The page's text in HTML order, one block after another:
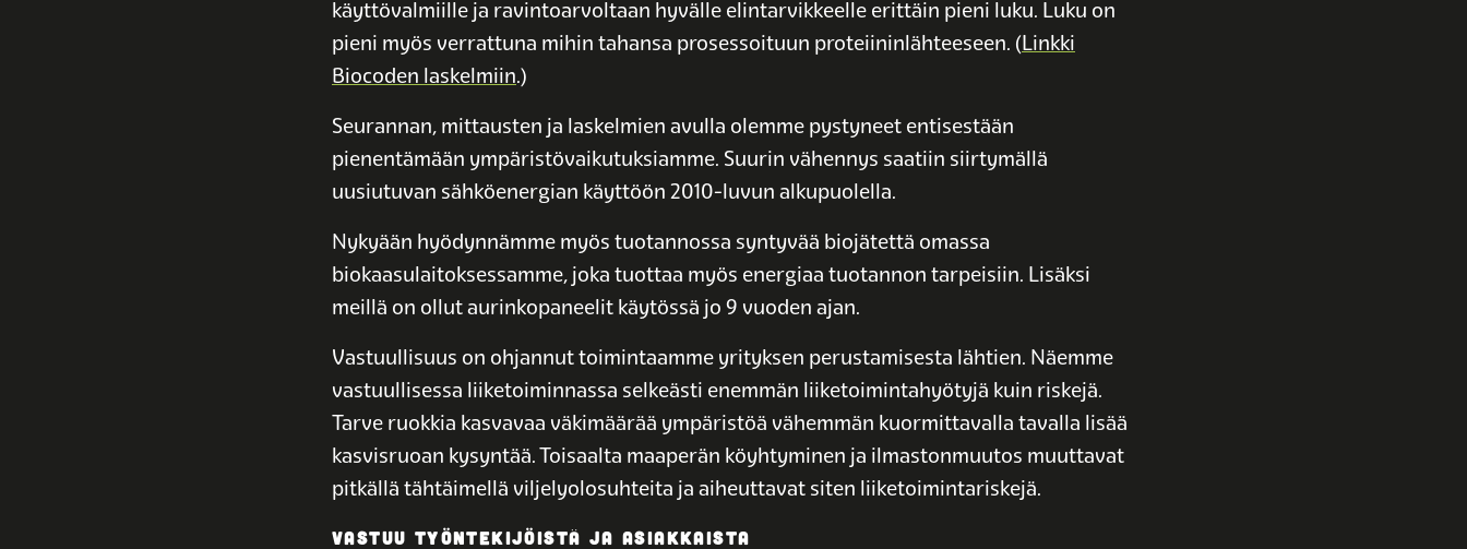
käyttövalmiille ja ravintoarvoltaan hyvälle elintarvikkeelle erittäin pieni luku. Luku on
pieni myös verrattuna mihin tahansa prosessoituun proteiininlähteeseen. (Linkki
Biocoden laskelmiin.)
Seurannan, mittausten ja laskelmien avulla olemme pystyneet entisestään
pienentämään ympäristövaikutuksiamme. Suurin vähennys saatiin siirtymällä
uusiutuvan sähköenergian käyttöön 2010-luvun alkupuolella.
Nykyään hyödynnämme myös tuotannossa syntyvää biojätettä omassa
biokaasulaitoksessamme, joka tuottaa myös energiaa tuotannon tarpeisiin. Lisäksi
meillä on ollut aurinkopaneelit käytössä jo 9 vuoden ajan.
Vastuullisuus on ohjannut toimintaamme yrityksen perustamisesta lähtien. Näemme
vastuullisessa liiketoiminnassa selkeästi enemmän liiketoimintahyötyjä kuin riskejä.
Tarve ruokkia kasvavaa väkimäärää ympäristöä vähemmän kuormittavalla tavalla lisää
kasvisruoan kysyntää. Toisaalta maaperän köyhtyminen ja ilmastonmuutos muuttavat
pitkällä tähtäimellä viljelyolosuhteita ja aiheuttavat siten liiketoimintariskejä.
VASTUU TYÖNTEKIJÖISTÄ JA ASIAKKAISTA